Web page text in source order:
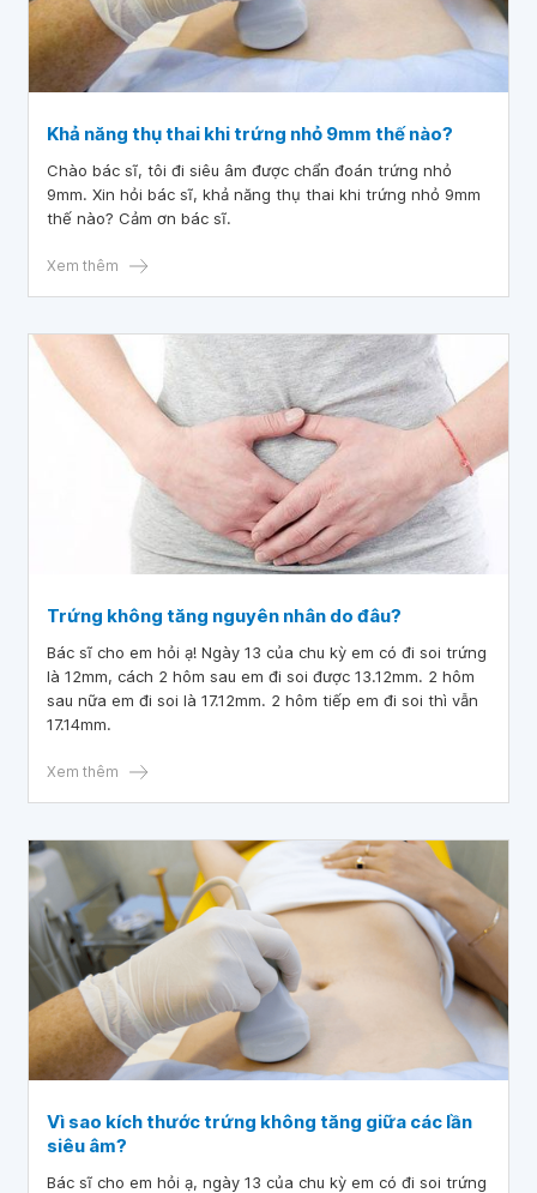
Khả năng thụ thai khi trứng nhỏ 9mm thế nào?
Chào bác sĩ, tôi đi siêu âm được chẩn đoán trứng nhỏ
9mm. Xin hỏi bác sĩ, khả năng thụ thai khi trứng nhỏ 9mm
thế nào? Cảm ơn bác sĩ.
Xem thêm
Trứng không tăng nguyên nhân do đâu?
Bác sĩ cho em hỏi ạ! Ngày 13 của chu kỳ em có đi soi trứng
là 12mm, cách 2 hôm sau em đi soi được 13.12mm. 2 hôm
sau nữa em đi soi là 17.12mm. 2 hôm tiếp em đi soi thì vẫn
17.14mm.
Xem thêm
Vì sao kích thước trứng không tăng giữa các lần
siêu âm?
Bác sĩ cho em hỏi ạ, ngày 13 của chu kỳ em có đi soi trứng